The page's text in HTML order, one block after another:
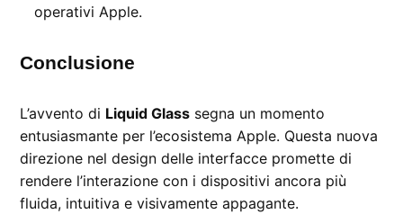
operativi Apple.
Conclusione
L’avvento di Liquid Glass segna un momento
entusiasmante per l’ecosistema Apple. Questa nuova
direzione nel design delle interfacce promette di
rendere l’interazione con i dispositivi ancora più
fluida, intuitiva e visivamente appagante.